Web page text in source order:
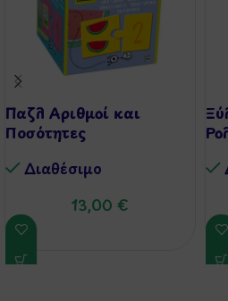
Παζλ Αριθμοί και
Ποσότητες
Διαθέσιμo
13,00 €